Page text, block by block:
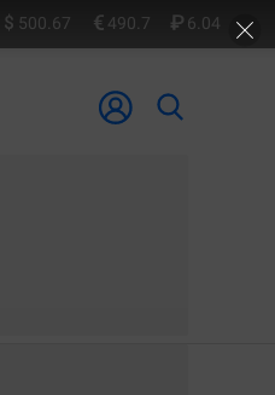
500.67 490.7 6.04